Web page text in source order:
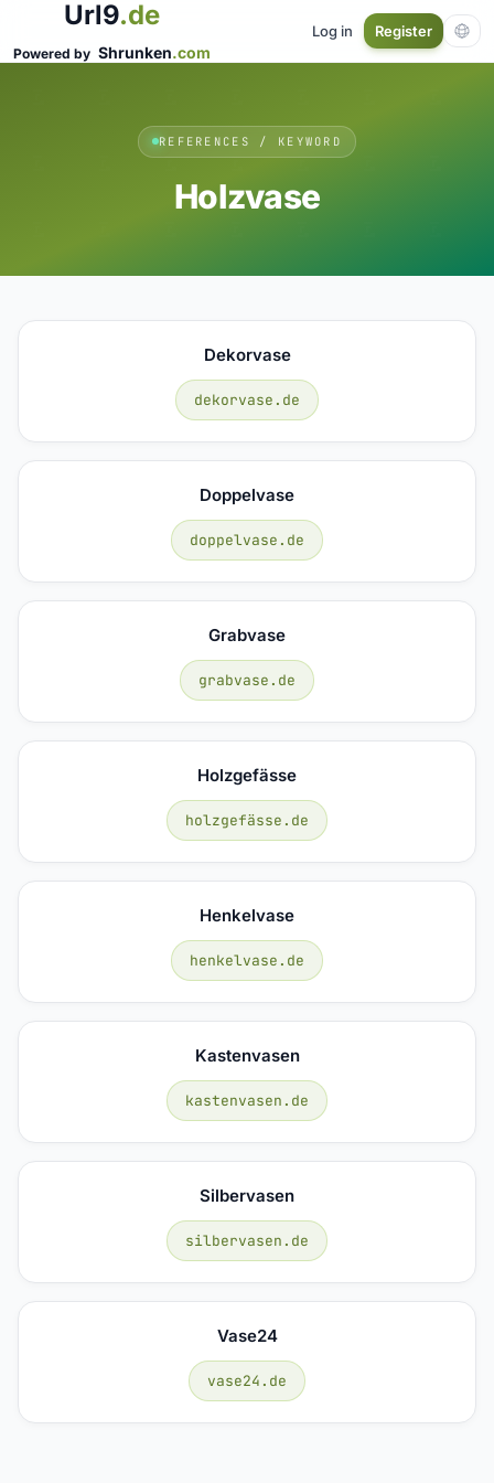
Url9.de
Powered by Shrunken.com
Log in Register
REFERENCES / KEYWORD
Holzvase
Dekorvase
dekorvase.de
Doppelvase
doppelvase.de
Grabvase
grabvase.de
Holzgefässe
holzgefässe.de
Henkelvase
henkelvase.de
Kastenvasen
kastenvasen.de
Silbervasen
silbervasen.de
Vase24
vase24.de